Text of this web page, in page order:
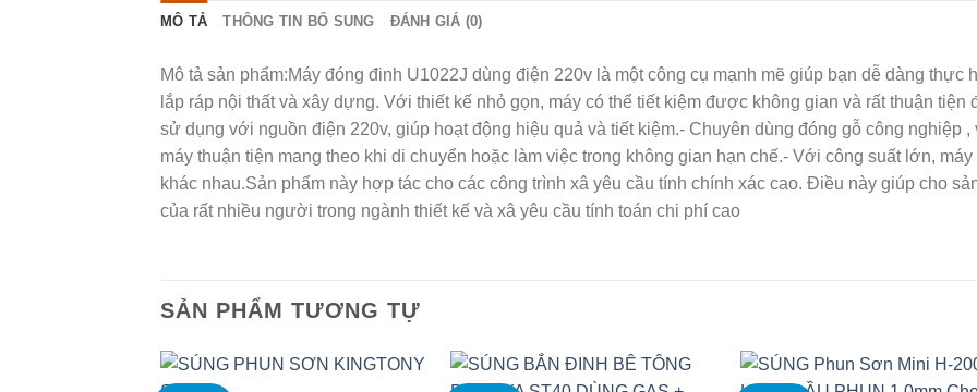
MÔ TẢ THÔNG TIN BỔ SUNG ĐÁNH GIÁ (0)
Mô tả sản phẩm:Máy đóng đinh U1022J dùng điện 220v là một công cụ mạnh mẽ giúp bạn dễ dàng thực
lắp ráp nội thất và xây dựng. Với thiết kế nhỏ gọn, máy có thể tiết kiệm được không gian và rất thuận
sử dụng với nguồn điện 220v, giúp hoạt động hiệu quả và tiết kiệm.- Chuyên dùng đóng gỗ công nghiệp
máy thuận tiện mang theo khi di chuyển hoặc làm việc trong không gian hạn chế.- Với công suất lớn,
khác nhau.Sản phẩm này hợp tác cho các công trình xâ yêu cầu tính chính xác cao. Điều này giúp cho
của rất nhiều người trong ngành thiết kế và xâ yêu cầu tính toán chi phí cao
SẢN PHẨM TƯƠNG TỰ